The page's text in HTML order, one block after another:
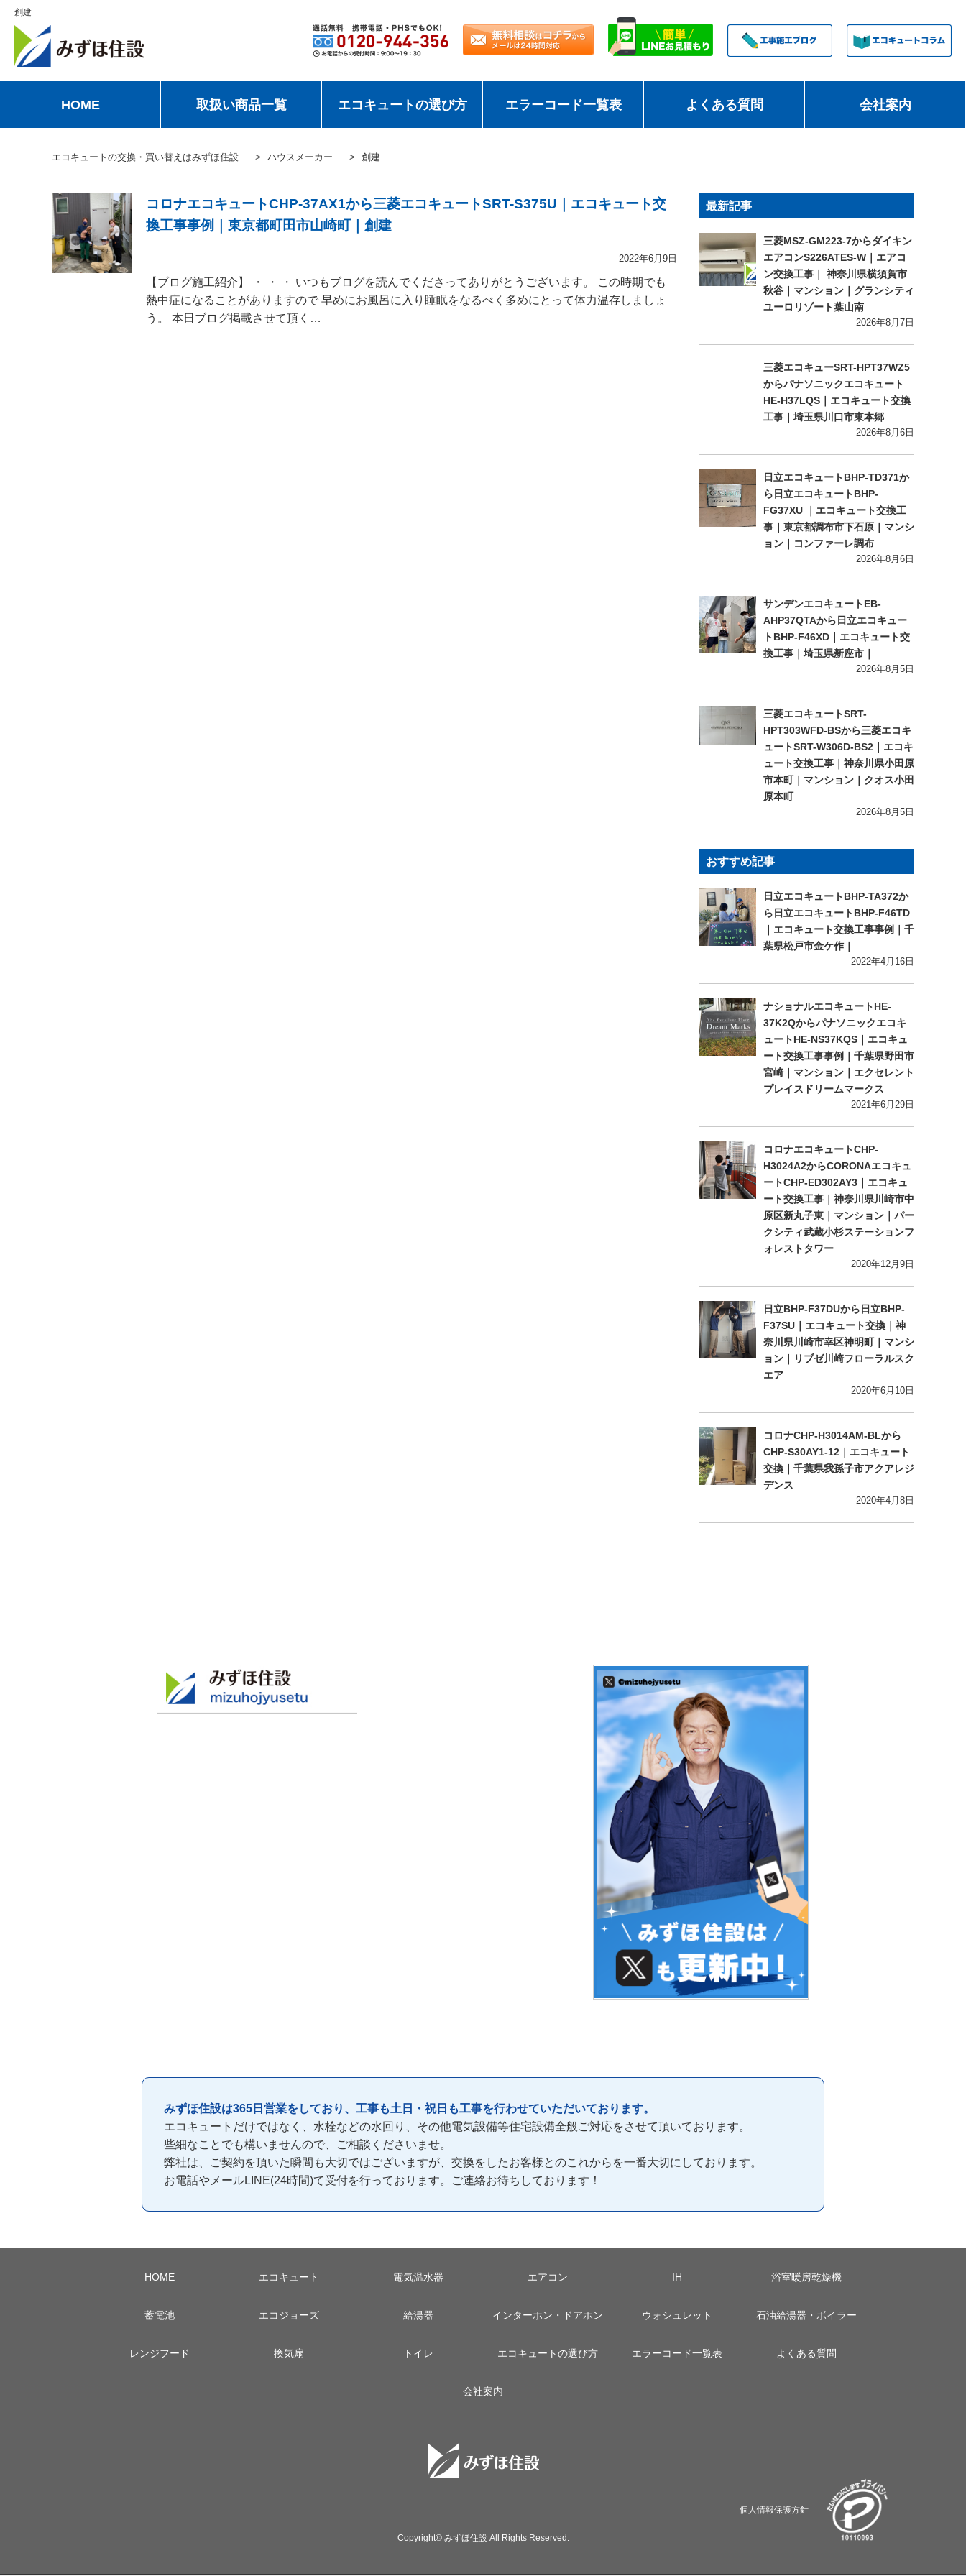
創建
HOME 取扱い商品一覧 エコキュートの選び方 エラーコード一覧表 よくある質問 会社案内
エコキュートの交換・買い替えはみずほ住設 ハウスメーカー 創建
コロナエコキュートCHP-37AX1から三菱エコキュートSRT-S375U｜エコキュート交
換工事事例｜東京都町田市山崎町｜創建
2022年6月9日
【ブログ施工紹介】 ・ ・ ・ いつもブログを読んでくださってありがとうございます。 この時期でも
熱中症になることがありますので 早めにお風呂に入り睡眠をなるべく多めにとって体力温存しましょ
う。 本日ブログ掲載させて頂く…
最新記事
三菱MSZ-GM223-7からダイキン
エアコンS226ATES-W｜エアコ
ン交換工事｜ 神奈川県横須賀市
秋谷｜マンション｜グランシティ
ユーロリゾート葉山南
2026年8月7日
三菱エコキューSRT-HPT37WZ5
からパナソニックエコキュート
HE-H37LQS｜エコキュート交換
工事｜埼玉県川口市東本郷
2026年8月6日
日立エコキュートBHP-TD371か
ら日立エコキュートBHP-
FG37XU ｜エコキュート交換工
事｜東京都調布市下石原｜マンシ
ョン｜コンファーレ調布
2026年8月6日
サンデンエコキュートEB-
AHP37QTAから日立エコキュー
トBHP-F46XD｜エコキュート交
換工事｜埼玉県新座市｜
2026年8月5日
三菱エコキュートSRT-
HPT303WFD-BSから三菱エコキ
ュートSRT-W306D-BS2｜エコキ
ュート交換工事｜神奈川県小田原
市本町｜マンション｜クオス小田
原本町
2026年8月5日
おすすめ記事
日立エコキュートBHP-TA372か
ら日立エコキュートBHP-F46TD
｜エコキュート交換工事事例｜千
葉県松戸市金ケ作｜
2022年4月16日
ナショナルエコキュートHE-
37K2Qからパナソニックエコキ
ュートHE-NS37KQS｜エコキュ
ート交換工事事例｜千葉県野田市
宮崎｜マンション｜エクセレント
プレイスドリームマークス
2021年6月29日
コロナエコキュートCHP-
H3024A2からCORONAエコキュ
ートCHP-ED302AY3｜エコキュ
ート交換工事｜神奈川県川崎市中
原区新丸子東｜マンション｜パー
クシティ武蔵小杉ステーションフ
ォレストタワー
2020年12月9日
日立BHP-F37DUから日立BHP-
F37SU｜エコキュート交換｜神
奈川県川崎市幸区神明町｜マンシ
ョン｜リブゼ川崎フローラルスク
エア
2020年6月10日
コロナCHP-H3014AM-BLから
CHP-S30AY1-12｜エコキュート
交換｜千葉県我孫子市アクアレジ
デンス
2020年4月8日
みずほ住設は365日営業をしており、工事も土日・祝日も工事を行わせていただいております。
エコキュートだけではなく、水栓などの水回り、その他電気設備等住宅設備全般ご対応をさせて頂いております。
些細なことでも構いませんので、ご相談くださいませ。
弊社は、ご契約を頂いた瞬間も大切ではございますが、交換をしたお客様とのこれからを一番大切にしております。
お電話やメールLINE(24時間)て受付を行っております。ご連絡お待ちしております！
HOME エコキュート 電気温水器 エアコン IH 浴室暖房乾燥機
蓄電池 エコジョーズ 給湯器 インターホン・ドアホン ウォシュレット 石油給湯器・ボイラー
レンジフード 換気扇 トイレ エコキュートの選び方 エラーコード一覧表 よくある質問
会社案内
個人情報保護方針
Copyright© みずほ住設 All Rights Reserved.